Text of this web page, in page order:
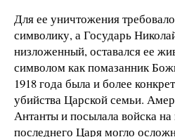
Для ее уничтожения
символику, а Государь
низложенный, оставался ее
символом как помазанник
1918 года была и более
убийства Царской семьи.
Антанты и посылала войска на
последнего Царя могло